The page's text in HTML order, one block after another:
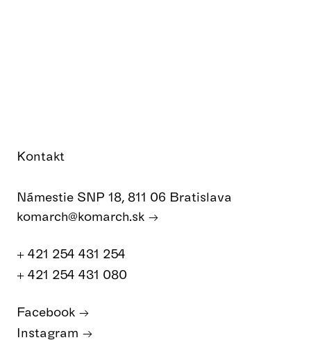
Kontakt
Námestie SNP 18, 811 06 Bratislava
komarch@komarch.sk
+ 421 254 431 254
+ 421 254 431 080
Facebook
Instagram